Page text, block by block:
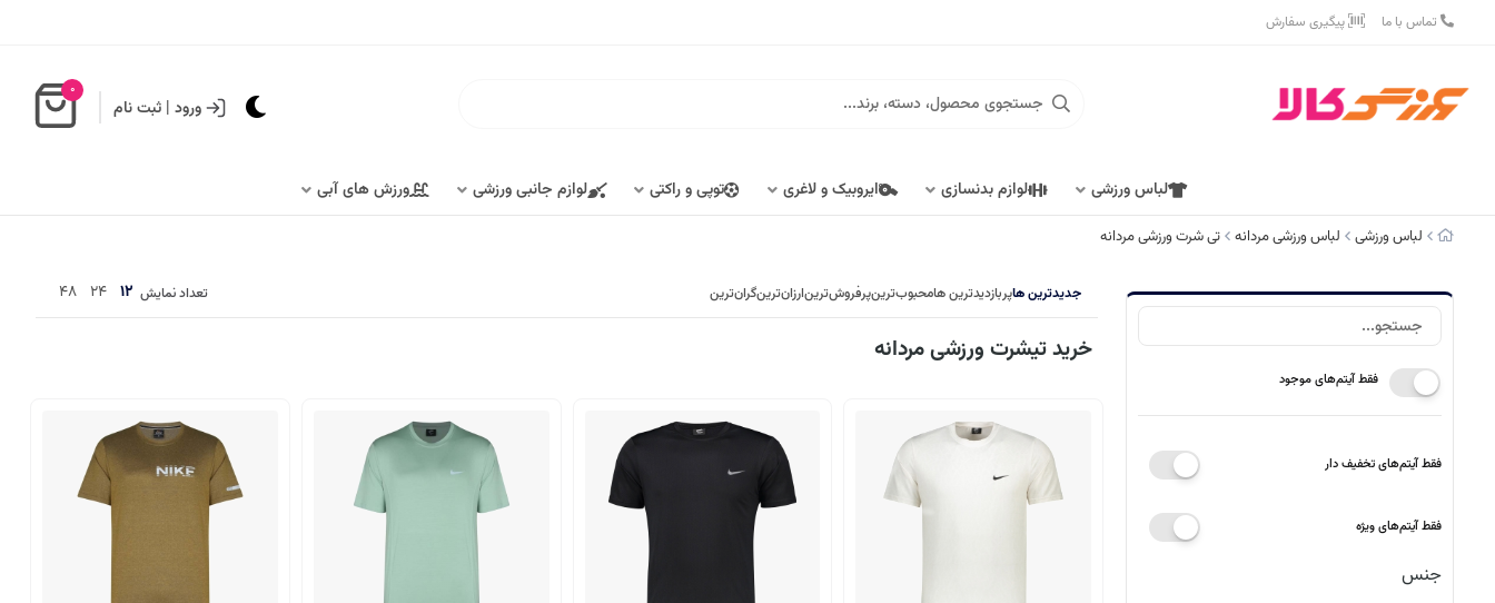
تماس با ما پیگیری سفارش
ورود | ثبت نام
0
لباس ورزشی لوازم بدنسازی ایروبیک و لاغری توپی و راکتی لوازم جانبی ورزشی ورزش های آبی
لباس ورزشی لباس ورزشی مردانه تی شرت ورزشی مردانه
فقط آیتم‌های موجود
فقط آیتم‌های تخفیف دار
فقط آیتم‌های ویژه
جنس
جدیدترین هاپربازدیدترین هامحبوب‌‌ترینپرفروش‌ترینارزان‌ترینگران‌ترین تعداد نمایش 12
24
48
خرید تیشرت ورزشی مردانه